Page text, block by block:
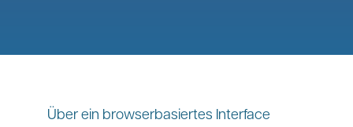
Über ein browserbasiertes Interface